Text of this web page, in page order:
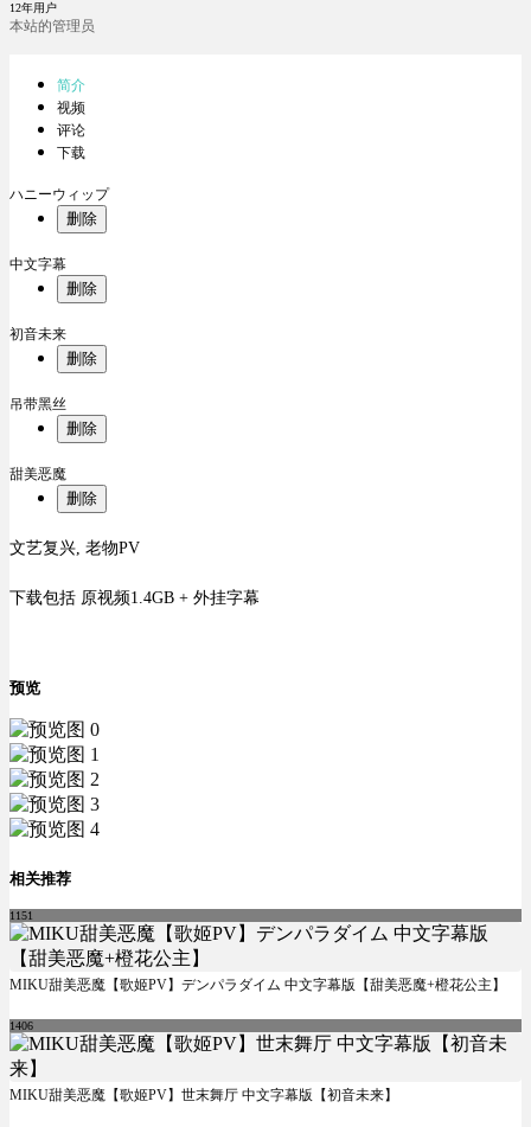
12年用户
本站的管理员
简介
视频
评论
下载
ハニーウィップ
删除
中文字幕
删除
初音未来
删除
吊带黑丝
删除
甜美恶魔
删除
文艺复兴, 老物PV
下载包括 原视频1.4GB + 外挂字幕
预览
相关推荐
1151
MIKU甜美恶魔【歌姬PV】デンパラダイム 中文字幕版【甜美恶魔+橙花公主】
1406
MIKU甜美恶魔【歌姬PV】世末舞厅 中文字幕版【初音未来】